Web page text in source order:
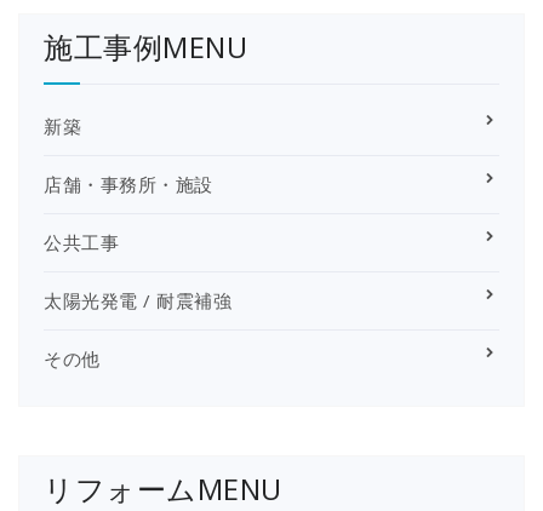
施工事例MENU
新築
店舗・事務所・施設
公共工事
太陽光発電 / 耐震補強
その他
リフォームMENU